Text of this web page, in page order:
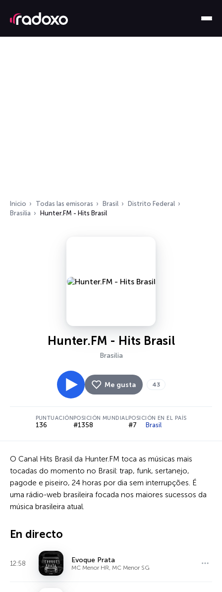
Inicio Todas las emisoras Brasil
Distrito Federal
Brasilia
Hunter.FM - Hits Brasil
Hunter.FM - Hits Brasil
Brasilia
Me gusta 43
PUNTUACIÓN
136
POSICIÓN MUNDIAL
#1358
POSICIÓN EN EL PAÍS
#7 Brasil
O Canal Hits Brasil da Hunter.FM toca as músicas mais
tocadas do momento no Brasil: trap, funk, sertanejo,
pagode e piseiro, 24 horas por dia sem interrupções. É
uma rádio-web brasileira focada nos maiores sucessos da
música brasileira atual.
En directo
12:58 Evoque Prata
MC Menor HR, MC Menor SG